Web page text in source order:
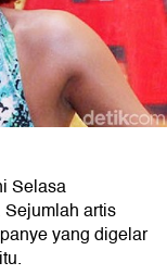
Selasa
artis
yang digelar